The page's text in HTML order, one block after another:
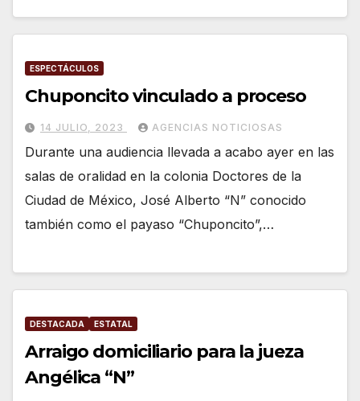
ESPECTÁCULOS
Chuponcito vinculado a proceso
14 JULIO, 2023 AGENCIAS NOTICIOSAS
Durante una audiencia llevada a acabo ayer en las
salas de oralidad en la colonia Doctores de la
Ciudad de México, José Alberto “N” conocido
también como el payaso “Chuponcito”,…
DESTACADA ESTATAL
Arraigo domiciliario para la jueza
Angélica “N”